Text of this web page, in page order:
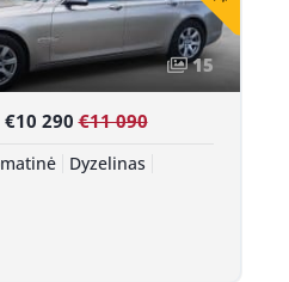
15
€10 290€11 090
Dyzelinas